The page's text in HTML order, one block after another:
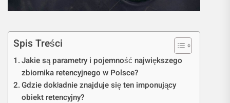
Spis Treści
Jakie są parametry i pojemność największego
zbiornika retencyjnego w Polsce?
Gdzie dokładnie znajduje się ten imponujący
obiekt retencyjny?